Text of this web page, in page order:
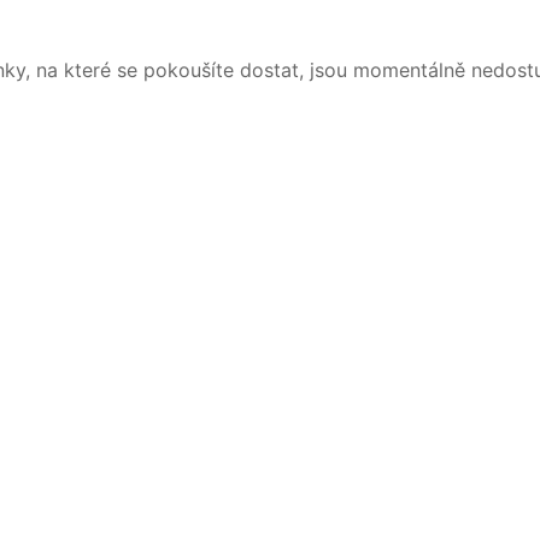
na které se pokoušíte dostat, jsou momentálně